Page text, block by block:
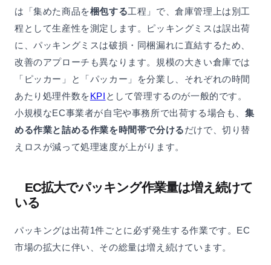
は「集めた商品を梱包する工程」で、倉庫管理上は別工
程として生産性を測定します。ピッキングミスは誤出荷
に、パッキングミスは破損・同梱漏れに直結するため、
改善のアプローチも異なります。規模の大きい倉庫では
「ピッカー」と「パッカー」を分業し、それぞれの時間
あたり処理件数をKPI として管理するのが一般的です。
小規模なEC事業者が自宅や事務所で出荷する場合も、集
める作業と詰める作業を時間帯で分けるだけで、切り替
えロスが減って処理速度が上がります。
EC拡大でパッキング作業量は増え続けて
いる
パッキングは出荷1件ごとに必ず発生する作業です。EC
市場の拡大に伴い、その総量は増え続けています。